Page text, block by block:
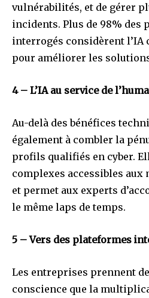
vulnérabilités, et de gérer
incidents. Plus de 98% des
interrogés considèrent l’IA
pour améliorer les
4 – L’IA au service de
Au-delà des bénéfices
également à combler la
profils qualifiés en cyber.
complexes accessibles
et permet aux experts
le même laps de temps.
5 – Vers des plateformes
Les entreprises prennent
conscience que la